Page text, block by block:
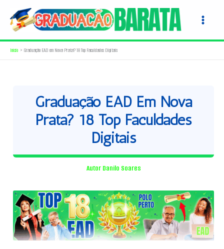
para
conteúdo
Início Graduação EAD em Nova Prata? 18 Top Faculdades Digitais
Graduação EAD Em Nova
Prata? 18 Top Faculdades
Digitais
Autor Danilo Soares